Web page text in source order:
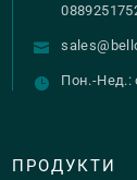
Пон.-Нед.:
ПРОДУКТИ